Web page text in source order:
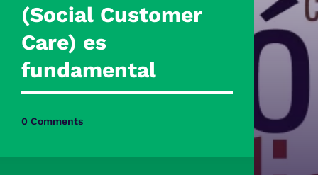
(Social Customer
Care) es
fundamental
0 Comments